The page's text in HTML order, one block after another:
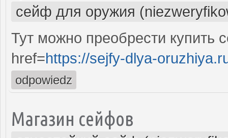
сейф для оружия
Тут можно преобрести купить
href=https://sejfy-dlya-
odpowiedz
Магазин сейфов